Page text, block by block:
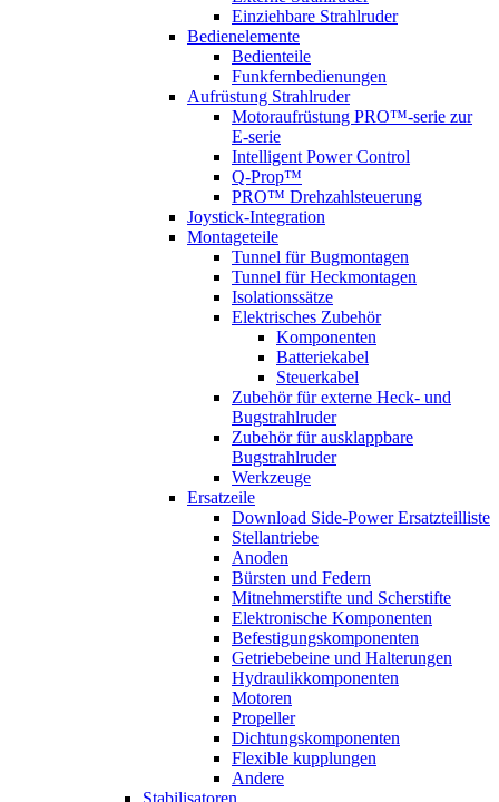
Einziehbare Strahlruder
Bedienelemente
Bedienteile
Funkfernbedienungen
Aufrüstung Strahlruder
Motoraufrüstung PRO™-serie zur
E-serie
Intelligent Power Control
Q-Prop™
PRO™ Drehzahlsteuerung
Joystick-Integration
Montageteile
Tunnel für Bugmontagen
Tunnel für Heckmontagen
Isolationssätze
Elektrisches Zubehör
Komponenten
Batteriekabel
Steuerkabel
Zubehör für externe Heck- und
Bugstrahlruder
Zubehör für ausklappbare
Bugstrahlruder
Werkzeuge
Ersatzeile
Download Side-Power Ersatzteilliste
Stellantriebe
Anoden
Bürsten und Federn
Mitnehmerstifte und Scherstifte
Elektronische Komponenten
Befestigungskomponenten
Getriebebeine und Halterungen
Hydraulikkomponenten
Motoren
Propeller
Dichtungskomponenten
Flexible kupplungen
Andere
Stabilisatoren